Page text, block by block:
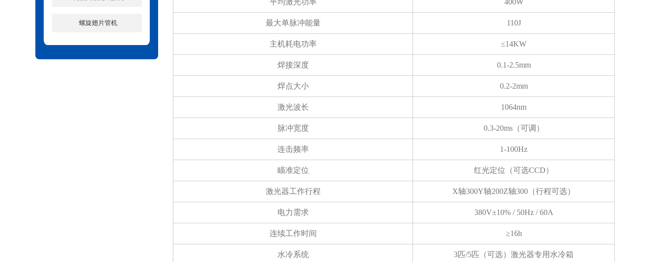
螺旋翅片管机
平均激光功率 400W
最大单脉冲能量 110J
主机耗电功率 ≤14KW
焊接深度 0.1-2.5mm
焊点大小 0.2-2mm
激光波长 1064nm
脉冲宽度 0.3-20ms（可调）
连击频率 1-100Hz
瞄准定位 红光定位（可选CCD）
激光器工作行程 X轴300Y轴200Z轴300（行程可选）
电力需求 380V±10% / 50Hz / 60A
连续工作时间 ≥16h
水冷系统 3匹/5匹（可选）激光器专用水冷箱